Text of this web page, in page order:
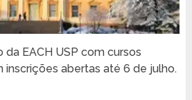
da EACH USP com cursos
inscrições abertas até 6 de julho.